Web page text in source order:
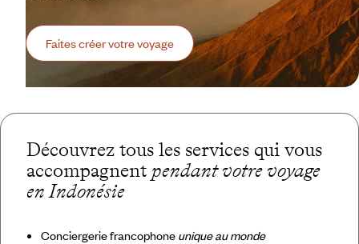
Faites créer votre voyage
Découvrez tous les services qui vous
accompagnent pendant votre voyage
en Indonésie
Conciergerie francophone unique au monde